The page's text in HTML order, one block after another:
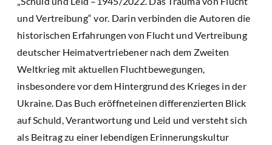
und Vertreibung“ vor. Darin verbinden die Autoren die
historischen Erfahrungen von Flucht und Vertreibung
deutscher Heimatvertriebener nach dem Zweiten
Weltkrieg mit aktuellen Fluchtbewegungen,
insbesondere vor dem Hintergrund des Krieges in der
Ukraine. Das Buch eröffneteinen differenzierten Blick
auf Schuld, Verantwortung und Leid und versteht sich
als Beitrag zu einer lebendigen Erinnerungskultur